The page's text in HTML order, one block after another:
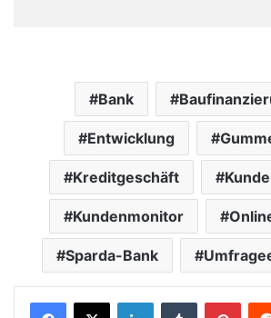
Bank
Entwicklung
Kreditgeschäft
Kundenmonitor
Sparda-Bank